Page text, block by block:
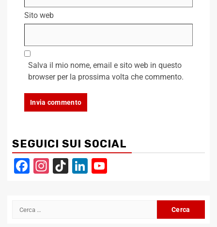
Sito web
Salva il mio nome, email e sito web in questo
browser per la prossima volta che commento.
SEGUICI SUI SOCIAL
Facebook
Instagram
TikTokLinkedIn
Ricerca